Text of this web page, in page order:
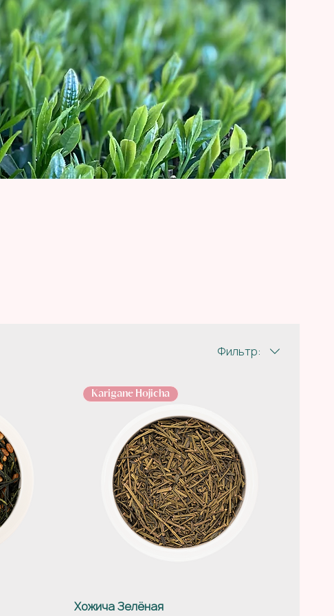
Фильтр:
Karigane Hojicha
Хожича Зелёная